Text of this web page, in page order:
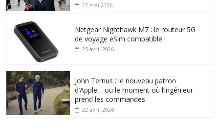
12 mai 2026
Netgear Nighthawk M7 : le routeur 5G
de voyage eSim compatible !
25 avril 2026
John Ternus : le nouveau patron
d’Apple… ou le moment où l’ingénieur
prend les commandes
22 avril 2026